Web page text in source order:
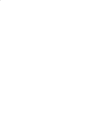
Marianne Streisand.